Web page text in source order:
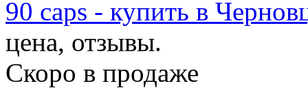
90 caps - купить в
цена, отзывы.
Скоро в продаже